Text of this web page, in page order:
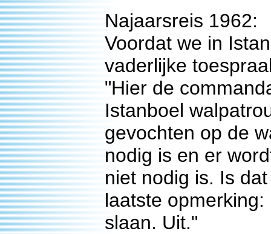
Najaarsreis 1962:
Voordat we in
vaderlijke
"Hier de
Istanboel
gevochten op de
nodig is en er
niet nodig is. Is
laatste
slaan. Uit."